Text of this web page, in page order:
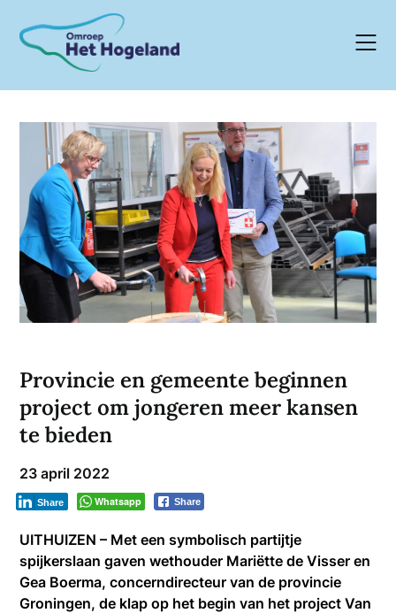
content
Provincie en gemeente beginnen
project om jongeren meer kansen
te bieden
23 april 2022
Whatsapp Share
Share
UITHUIZEN – Met een symbolisch partijtje
spijkerslaan gaven wethouder Mariëtte de Visser en
Gea Boerma, concerndirecteur van de provincie
Groningen, de klap op het begin van het project Van